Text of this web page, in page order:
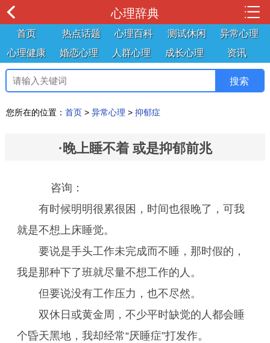
心理辞典
首页 热点话题 心理百科 测试休闲
异常心理
心理健康
婚恋心理 人群心理 成长心理 资讯
您所在的位置： 首页 > 异常心理 > 抑郁症
·晚上睡不着 或是抑郁前兆
咨询：
有时候明明很累很困，时间也很晚了，可我
就是不想上床睡觉。
要说是手头工作未完成而不睡，那时假的，
我是那种下了班就尽量不想工作的人。
但要说没有工作压力，也不尽然。
双休日或黄金周，不少平时缺觉的人都会睡
个昏天黑地，我却经常“厌睡症”打发作。